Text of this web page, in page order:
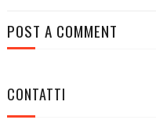
POST A COMMENT
CONTATTI